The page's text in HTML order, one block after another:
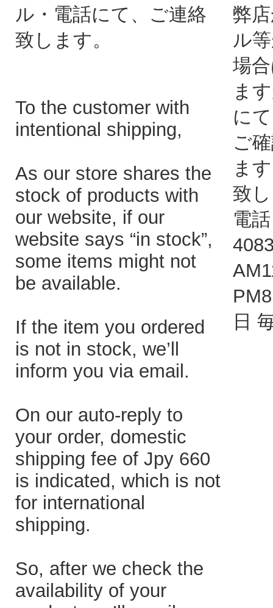
ル・電話にて、ご連絡
致します。
To the customer with
intentional shipping,
As our store shares the
stock of products with
our website, if our
website says “in stock”,
some items might not
be available.
If the item you ordered
is not in stock, we’ll
inform you via email.
On our auto-reply to
your order, domestic
shipping fee of Jpy 660
is indicated, which is not
for international
shipping.
So, after we check the
availability of your
弊
ル
場
ま
に
ご
ま
致
電
日